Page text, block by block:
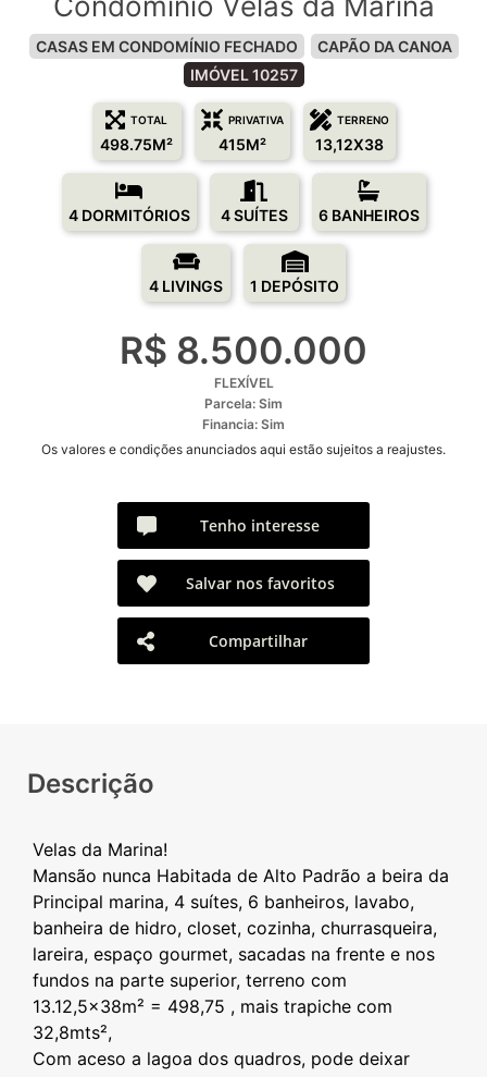
CASAS EM CONDOMÍNIO FECHADO
CAPÃO DA CANOA
IMÓVEL 10257
TOTAL
498.75M²
PRIVATIVA
415M²
TERRENO
13,12X38
4 DORMITÓRIOS 4 SUÍTES 6 BANHEIROS
4 LIVINGS 1 DEPÓSITO
R$ 8.500.000
FLEXÍVEL
Parcela: Sim
Financia: Sim
Os valores e condições anunciados aqui estão sujeitos a reajustes.
Tenho interesse
Salvar nos favoritos
Compartilhar
Descrição
Velas da Marina!
Mansão nunca Habitada de Alto Padrão a beira da
Principal marina, 4 suítes, 6 banheiros, lavabo,
banheira de hidro, closet, cozinha, churrasqueira,
lareira, espaço gourmet, sacadas na frente e nos
fundos na parte superior, terreno com
13.12,5x38m² = 498,75 , mais trapiche com
32,8mts²,
Com aceso a lagoa dos quadros, pode deixar